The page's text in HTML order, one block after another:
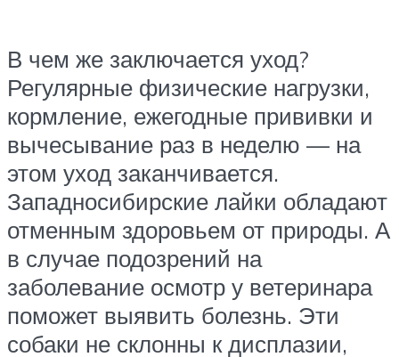
В чем же заключается уход?
Регулярные физические нагрузки,
кормление, ежегодные прививки и
вычесывание раз в неделю — на
этом уход заканчивается.
Западносибирские лайки обладают
отменным здоровьем от природы. А
в случае подозрений на
заболевание осмотр у ветеринара
поможет выявить болезнь. Эти
собаки не склонны к дисплазии,